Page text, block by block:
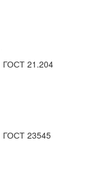
ГОСТ 21.204
ГОСТ 23545